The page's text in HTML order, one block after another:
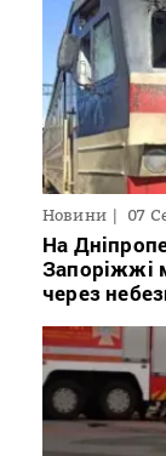
Новини 07
На
Запоріжжі
через